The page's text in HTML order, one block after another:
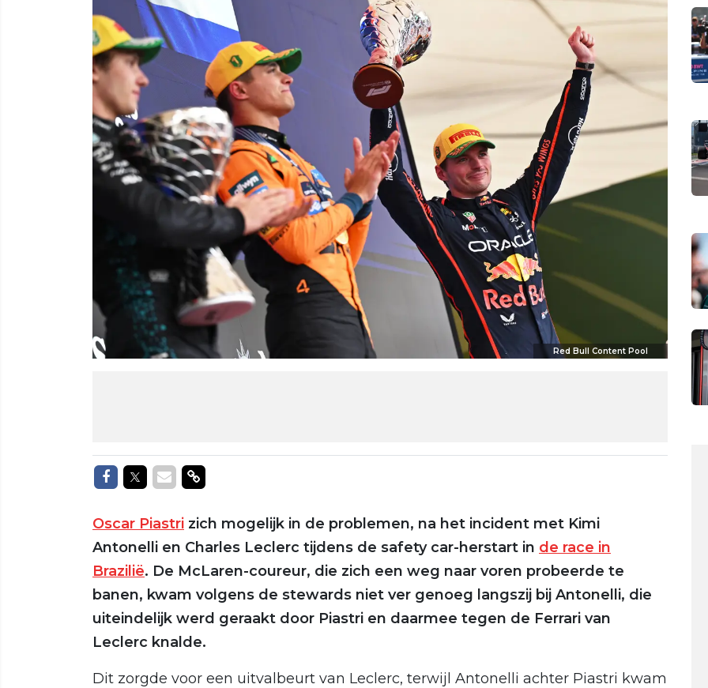
Red Bull Content Pool
Delen op Facebook
Delen op Twitter
Delen via Mail
Delen via link
Oscar Piastri zich mogelijk in de problemen, na het incident met Kimi
Antonelli en Charles Leclerc tijdens de safety car-herstart in de race in
Brazilië. De McLaren-coureur, die zich een weg naar voren probeerde te
banen, kwam volgens de stewards niet ver genoeg langszij bij Antonelli, die
uiteindelijk werd geraakt door Piastri en daarmee tegen de Ferrari van
Leclerc knalde.
Dit zorgde voor een uitvalbeurt van Leclerc, terwijl Antonelli achter Piastri kwam